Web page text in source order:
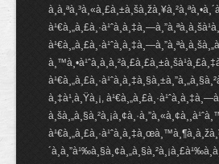
à¸‡à¹‚à¸Ÿà¸¡,